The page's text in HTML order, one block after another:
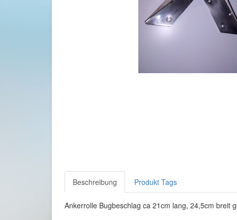
Beschreibung Produkt Tags
Ankerrolle Bugbeschlag ca 21cm lang, 24,5cm breit